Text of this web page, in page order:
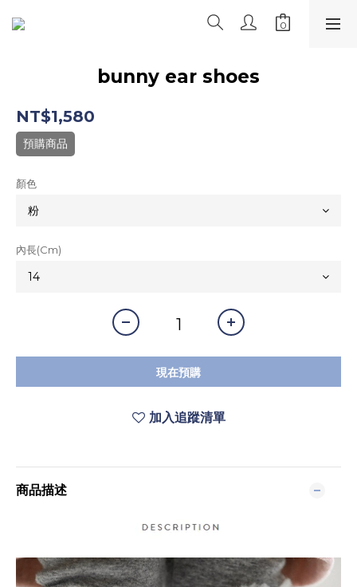
bunny ear shoes
NT$1,580
預購商品
顏色
內長(cm)
現在預購
加入追蹤清單
商品描述